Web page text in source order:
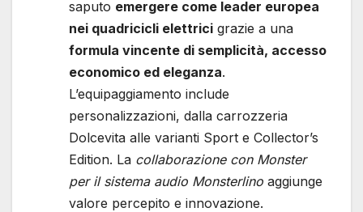
saputo emergere come leader europea
nei quadricicli elettrici grazie a una
formula vincente di semplicità, accesso
economico ed eleganza.
L’equipaggiamento include
personalizzazioni, dalla carrozzeria
Dolcevita alle varianti Sport e Collector’s
Edition. La collaborazione con Monster
per il sistema audio Monsterlino aggiunge
valore percepito e innovazione.